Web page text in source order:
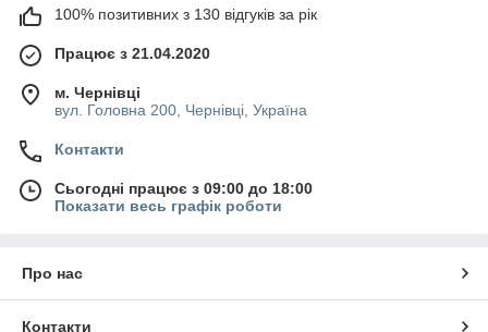
100% позитивних з 130 відгуків за рік
Працює з 21.04.2020
м. Чернівці
вул. Головна 200, Чернівці, Україна
Контакти
Сьогодні працює з 09:00 до 18:00
Показати весь графік роботи
Про нас
Контакти